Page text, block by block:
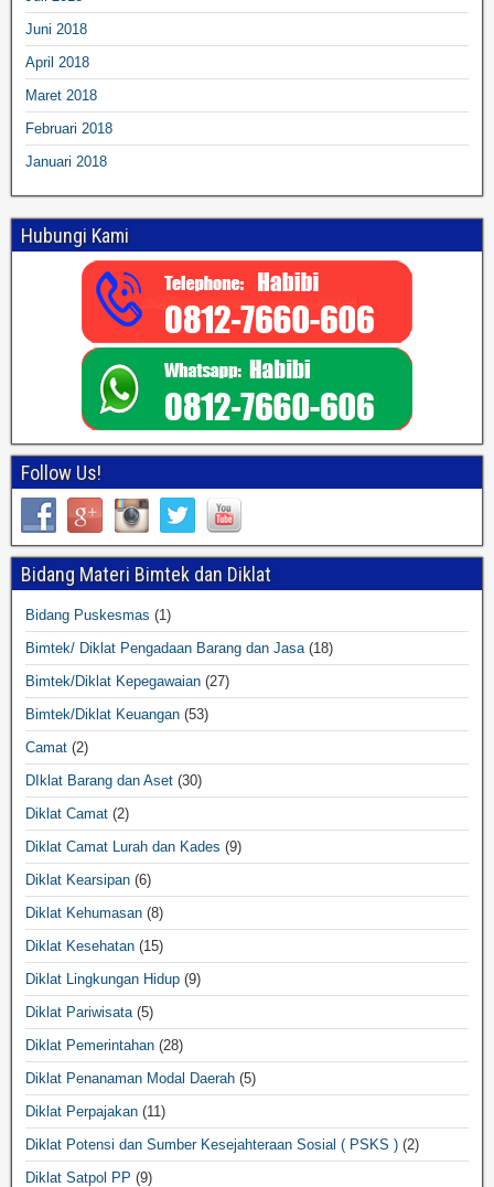
Juni 2018
April 2018
Maret 2018
Februari 2018
Januari 2018
Hubungi Kami
Follow Us!
Bidang Materi Bimtek dan Diklat
Bidang Puskesmas (1)
Bimtek/ Diklat Pengadaan Barang dan Jasa (18)
Bimtek/Diklat Kepegawaian (27)
Bimtek/Diklat Keuangan (53)
Camat (2)
DIklat Barang dan Aset (30)
Diklat Camat (2)
Diklat Camat Lurah dan Kades (9)
Diklat Kearsipan (6)
Diklat Kehumasan (8)
Diklat Kesehatan (15)
Diklat Lingkungan Hidup (9)
Diklat Pariwisata (5)
Diklat Pemerintahan (28)
Diklat Penanaman Modal Daerah (5)
Diklat Perpajakan (11)
Diklat Potensi dan Sumber Kesejahteraan Sosial ( PSKS ) (2)
Diklat Satpol PP (9)